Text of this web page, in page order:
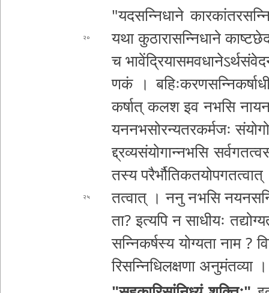
२०
"­य­द­स­न्नि­धा­ने
यथा कु­ठा­रा­स­न्नि­धा­ने
च
ण­कं ।
क­र्षा­त् कलश इव नभसि
य­न­न­भ­सो­र­न्य­त­र­क­र्म­जः
द्द्र­व्य­सं­यो­गा­न्न­भ­सि
तस्य प­रै­र्भौ­ति­क­त­यो
२५
त­त्वा­त् । ननु नभसि
ता­? इत्यपि न साधीयः
स­न्नि­क­र्ष­स्य योग्यता नाम ?
रि­स­न्नि­धि­ल­क्ष­णा अ­नु­मं­त­व्या ।